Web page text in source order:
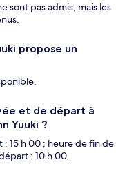
sont pas admis, mais les
propose un
et de départ à
Yuuki ?
15 h 00 ; heure de fin de
: 10 h 00.